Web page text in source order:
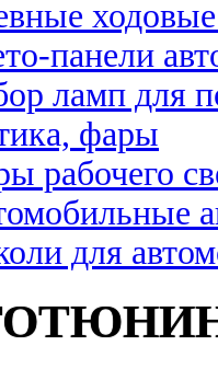
панели
ламп для
фары
рабочего
для